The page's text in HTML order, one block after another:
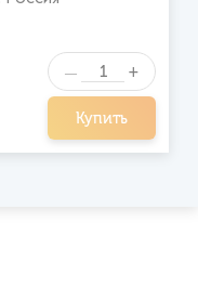
Купить
— +